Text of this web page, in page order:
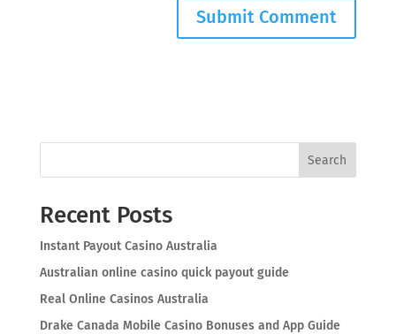
Search
Recent Posts
Instant Payout Casino Australia
Australian online casino quick payout guide
Real Online Casinos Australia
Drake Canada Mobile Casino Bonuses and App Guide